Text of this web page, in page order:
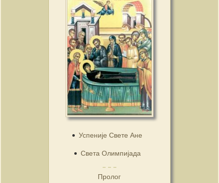
Успеније Свете Ане
Света Олимпијада
Пролог